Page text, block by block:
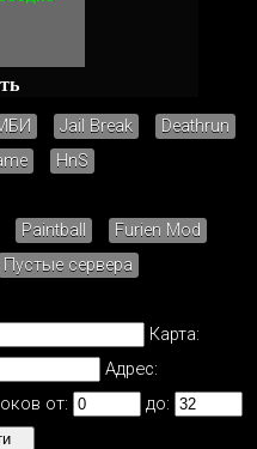
Jail Break
Deathrun
HnS
Paintball
Furien Mod
Пустые сервера
Карта:
Адрес:
от:
до: